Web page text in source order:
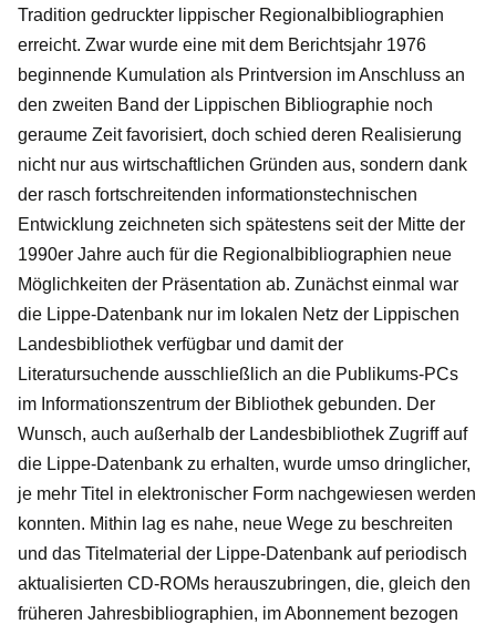
Tradition gedruckter lippischer Regionalbibliographien
erreicht. Zwar wurde eine mit dem Berichtsjahr 1976
beginnende Kumulation als Printversion im Anschluss an
den zweiten Band der Lippischen Bibliographie noch
geraume Zeit favorisiert, doch schied deren Realisierung
nicht nur aus wirtschaftlichen Gründen aus, sondern dank
der rasch fortschreitenden informationstechnischen
Entwicklung zeichneten sich spätestens seit der Mitte der
1990er Jahre auch für die Regionalbibliographien neue
Möglichkeiten der Präsentation ab. Zunächst einmal war
die Lippe-Datenbank nur im lokalen Netz der Lippischen
Landesbibliothek verfügbar und damit der
Literatursuchende ausschließlich an die Publikums-PCs
im Informationszentrum der Bibliothek gebunden. Der
Wunsch, auch außerhalb der Landesbibliothek Zugriff auf
die Lippe-Datenbank zu erhalten, wurde umso dringlicher,
je mehr Titel in elektronischer Form nachgewiesen werden
konnten. Mithin lag es nahe, neue Wege zu beschreiten
und das Titelmaterial der Lippe-Datenbank auf periodisch
aktualisierten CD-ROMs herauszubringen, die, gleich den
früheren Jahresbibliographien, im Abonnement bezogen